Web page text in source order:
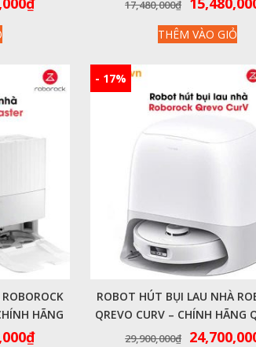
10,790,000₫.
17,480,000₫
gốc
là:
THÊM VÀO GIỎ
HÃNG
₫Giá
- 17%
ROBOT HÚT BỤI LAU NHÀ
QREVO CURV – CHÍNH HÃNG
BH 24 THÁNG
29,900,000₫
Giá